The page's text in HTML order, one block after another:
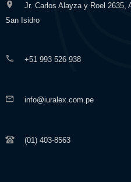
Jr. Carlos Alayza y Roel 2635,
San Isidro
+51 993 526 938
info@iuralex.com.pe
(01) 403-8563